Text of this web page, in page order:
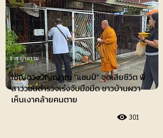
เชิญดวงวิญญาณ “แชมป์” จุดเสียชีวิต พี่
สาววอนตำรวจเร่งจับมือมีด ชาวบ้านผวา
เห็นเงาคล้ายคนตาย
301
อาชญากรรม